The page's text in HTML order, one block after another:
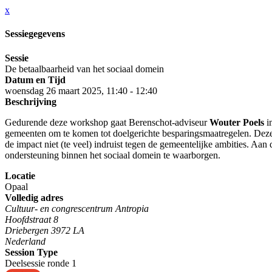
x
Sessiegegevens
Sessie
De betaalbaarheid van het sociaal domein
Datum en Tijd
woensdag 26 maart 2025, 11:40 - 12:40
Beschrijving
Gedurende deze workshop gaat Berenschot-adviseurWouter Poels
gemeenten om te komen tot doelgerichte besparingsmaatregelen.
de impact niet (te veel) indruist tegen de gemeentelijke ambities.
ondersteuning binnen het sociaal domein te waarborgen.
Locatie
Opaal
Volledig adres
Cultuur- en congrescentrum Antropia
Hoofdstraat 8
Driebergen 3972 LA
Nederland
Session Type
Deelsessie ronde 1